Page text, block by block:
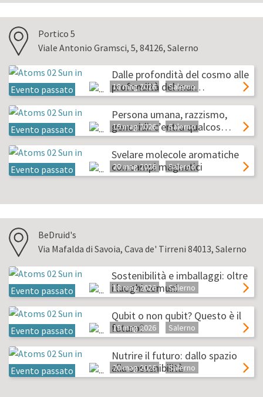
Portico 5
Viale Antonio Gramsci, 5, 84126, Salerno
Evento passato
Dalle profondità del cosmo alle
profondità del mar…
18 mag 2026 Salerno
Evento passato
Persona umana, razzismo,
genocidi: c’entra qualcos…
19 mag 2026 Salerno
Evento passato
Svelare molecole aromatiche
con campi magnetici
20 mag 2026 Salerno
BeDruid's
Via Mafalda di Savoia, Cava de' Tirreni 84013, Salerno
Evento passato
Sostenibilità e imballaggi: oltre
i luoghi comuni
18 mag 2026 Salerno
Evento passato
Qubit o non qubit? Questo è il
futuro?
19 mag 2026 Salerno
Evento passato
Nutrire il futuro: dallo spazio
alla sostenibilità
20 mag 2026 Salerno